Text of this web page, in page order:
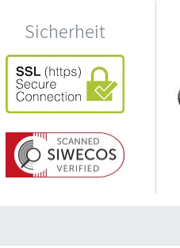
Sicherheit